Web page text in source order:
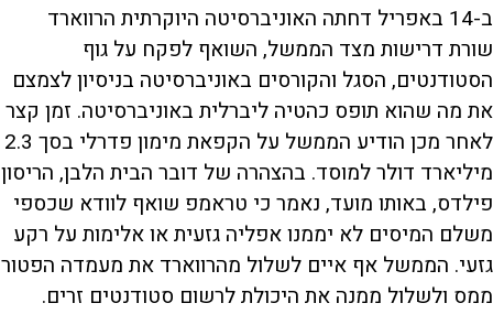
ב-14 באפריל דחתה האוניברסיטה היוקרתית הרווארד
שורת דרישות מצד הממשל, השואף לפקח על גוף
הסטודנטים, הסגל והקורסים באוניברסיטה בניסיון לצמצם
את מה שהוא תופס כהטיה ליברלית באוניברסיטה. זמן קצר
לאחר מכן הודיע הממשל על הקפאת מימון פדרלי בסך 2.3
מיליארד דולר למוסד. בהצהרה של דובר הבית הלבן, הריסון
פילדס, באותו מועד, נאמר כי טראמפ שואף לוודא שכספי
משלם המיסים לא יממנו אפליה גזעית או אלימות על רקע
גזעי. הממשל אף איים לשלול מהרווארד את מעמדה הפטור
ממס ולשלול ממנה את היכולת לרשום סטודנטים זרים.